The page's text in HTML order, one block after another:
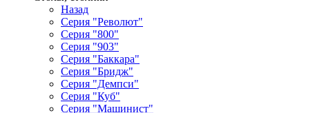
Назад
Серия "Револют"
Серия "800"
Серия "903"
Серия "Баккара"
Серия "Бридж"
Серия "Демпси"
Серия "Куб"
Серия "Машинист"